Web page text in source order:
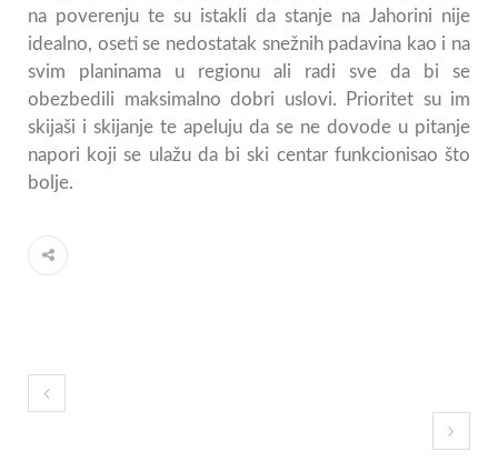
na poverenju te su istakli da stanje na Jahorini nije
idealno, oseti se nedostatak snežnih padavina kao i na
svim planinama u regionu ali radi sve da bi se
obezbedili maksimalno dobri uslovi. Prioritet su im
skijaši i skijanje te apeluju da se ne dovode u pitanje
napori koji se ulažu da bi ski centar funkcionisao što
bolje.